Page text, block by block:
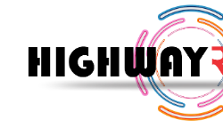
गृहपृष्ठ